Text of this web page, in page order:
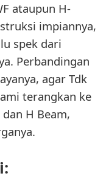
ataupun H-
impiannya,
spek dari
Perbandingan
agar Tdk
terangkan ke
H Beam,